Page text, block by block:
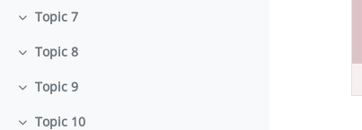
Minimizza
Topic 7
Minimizza
Topic 8
Minimizza
Topic 9
Topic 10